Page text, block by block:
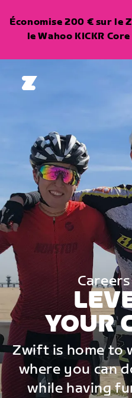
Économise 200 € sur le
le Wahoo KICKR
YOUR
Zwift is home to
where you can
while having